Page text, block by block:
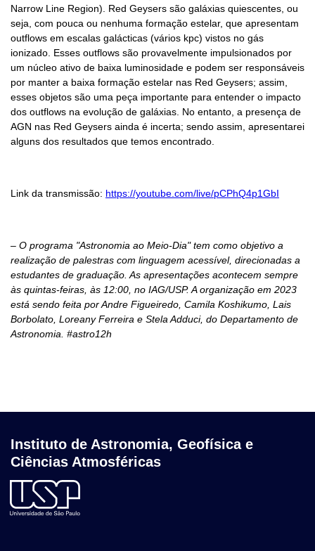
Narrow Line Region). Red Geysers são galáxias quiescentes, ou
seja, com pouca ou nenhuma formação estelar, que apresentam
outflows em escalas galácticas (vários kpc) vistos no gás
ionizado. Esses outflows são provavelmente impulsionados por
um núcleo ativo de baixa luminosidade e podem ser responsáveis
por manter a baixa formação estelar nas Red Geysers; assim,
esses objetos são uma peça importante para entender o impacto
dos outflows na evolução de galáxias. No entanto, a presença de
AGN nas Red Geysers ainda é incerta; sendo assim, apresentarei
alguns dos resultados que temos encontrado.
Link da transmissão: https://youtube.com/live/pCPhQ4p1GbI
– O programa "Astronomia ao Meio-Dia" tem como objetivo a
realização de palestras com linguagem acessível, direcionadas a
estudantes de graduação. As apresentações acontecem sempre
às quintas-feiras, às 12:00, no IAG/USP. A organização em 2023
está sendo feita por Andre Figueiredo, Camila Koshikumo, Lais
Borbolato, Loreany Ferreira e Stela Adduci, do Departamento de
Astronomia. #astro12h
Instituto de Astronomia, Geofísica e
Ciências Atmosféricas